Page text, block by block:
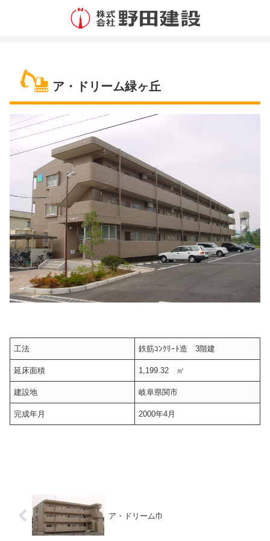
ア・ドリーム緑ヶ丘
工法 鉄筋ｺﾝｸﾘｰﾄ造 3階建
延床面積 1,199.32 ㎡
建設地 岐阜県関市
完成年月 2000年4月
ア・ドリーム巾